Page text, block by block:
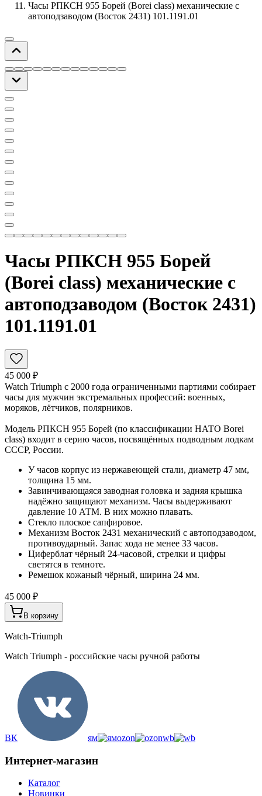
Часы РПКСН 955 Борей (Borei class) механические с
автоподзаводом (Восток 2431) 101.1191.01
Часы РПКСН 955 Борей
(Borei class) механические с
автоподзаводом (Восток 2431)
101.1191.01
45 000 ₽
Watch Triumph с 2000 года ограниченными партиями собирает
часы для мужчин экстремальных профессий: военных,
моряков, лётчиков, полярников.
Модель РПКСН 955 Борей (по классификации НАТО Borei
class) входит в серию часов, посвящённых подводным лодкам
СССР, России.
У часов корпус из нержавеющей стали, диаметр 47 мм,
толщина 15 мм.
Завинчивающаяся заводная головка и задняя крышка
надёжно защищают механизм. Часы выдерживают
давление 10 АТМ. В них можно плавать.
Стекло плоское сапфировое.
Механизм Восток 2431 механический с автоподзаводом,
противоударный. Запас хода не менее 33 часов.
Циферблат чёрный 24-часовой, стрелки и цифры
светятся в темноте.
Ремешок кожаный чёрный, ширина 24 мм.
45 000 ₽
В корзину
Watch-Triumph
Watch Triumph - российские часы ручной работы
ВК ям ozon wb
Интернет-магазин
Каталог
Новинки